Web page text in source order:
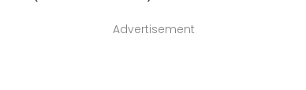
Advertisement